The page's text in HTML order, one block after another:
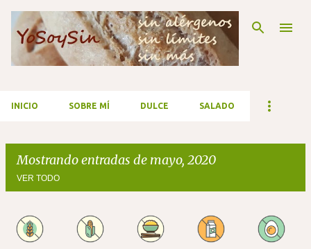
Ir al contenido principal
INICIO SOBRE MÍ DULCE SALADO
Mostrando entradas de mayo, 2020
VER TODO